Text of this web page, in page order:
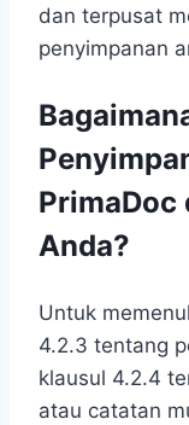
dan terpusat
penyimpanan
PrimaDoc
Anda?
Untuk
4.2.3 tentang
klausul 4.2.4
atau catatan